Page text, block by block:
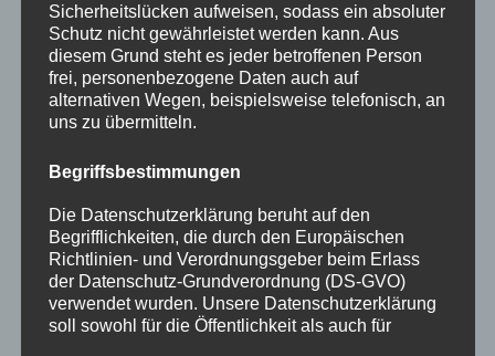
Startseite
Veranstaltungen
Stichwörter
2024 agathazell
Bekanntmachung Brauchtum burgberg
Burgberg im Allgäu burgentage Bürger Bürgerbüro
Bürgerinfo bürgermeister corona Dorfplatz
Sicherheitslücken aufweisen, sodass ein absoluter
Schutz nicht gewährleistet werden kann. Aus
diesem Grund steht es jeder betroffenen Person
frei, personenbezogene Daten auch auf
alternativen Wegen, beispielsweise telefonisch, an
uns zu übermitteln.
Begriffsbestimmungen
Die Datenschutzerklärung beruht auf den
Begrifflichkeiten, die durch den Europäischen
Richtlinien- und Verordnungsgeber beim Erlass
der Datenschutz-Grundverordnung (DS-GVO)
verwendet wurden. Unsere Datenschutzerklärung
soll sowohl für die Öffentlichkeit als auch für